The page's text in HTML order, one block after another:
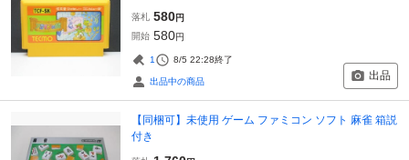
落札 580円
開始 580円
1 8/5 22:28終了
出品中の商品 出品
【同梱可】未使用 ゲーム ファミコン ソフト 麻雀 箱説
付き